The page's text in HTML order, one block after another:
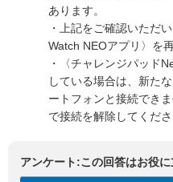
あります。
・上記をご確認いただ
Watch NEOアプリ〉を
・〈チャレンジパッド
している場合は、新た
ートフォンと接続でき
で接続を解除してくださ
アンケート:この回答はお役に